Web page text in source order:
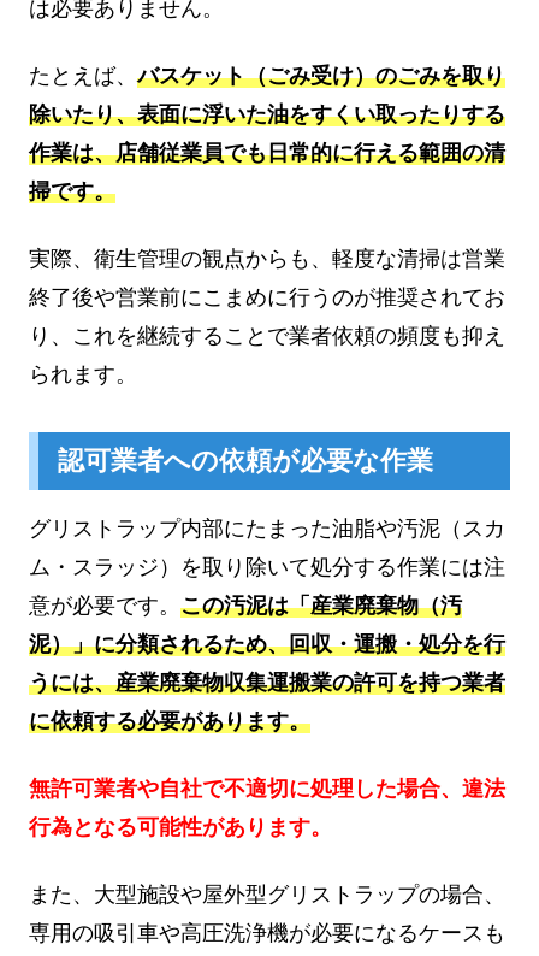
は必要ありません。
たとえば、バスケット（ごみ受け）のごみを取り
除いたり、表面に浮いた油をすくい取ったりする
作業は、店舗従業員でも日常的に行える範囲の清
掃です。
実際、衛生管理の観点からも、軽度な清掃は営業
終了後や営業前にこまめに行うのが推奨されてお
り、これを継続することで業者依頼の頻度も抑え
られます。
認可業者への依頼が必要な作業
グリストラップ内部にたまった油脂や汚泥（スカ
ム・スラッジ）を取り除いて処分する作業には注
意が必要です。 この汚泥は「産業廃棄物（汚
泥）」に分類されるため、回収・運搬・処分を行
うには、産業廃棄物収集運搬業の許可を持つ業者
に依頼する必要があります。
無許可業者や自社で不適切に処理した場合、違法
行為となる可能性があります。
また、大型施設や屋外型グリストラップの場合、
専用の吸引車や高圧洗浄機が必要になるケースも